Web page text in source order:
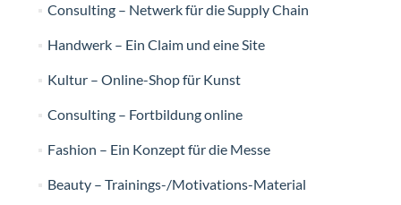
Consulting – Netwerk für die Supply Chain
Handwerk – Ein Claim und eine Site
Kultur – Online-Shop für Kunst
Consulting – Fortbildung online
Fashion – Ein Konzept für die Messe
Beauty – Trainings-/Motivations-Material